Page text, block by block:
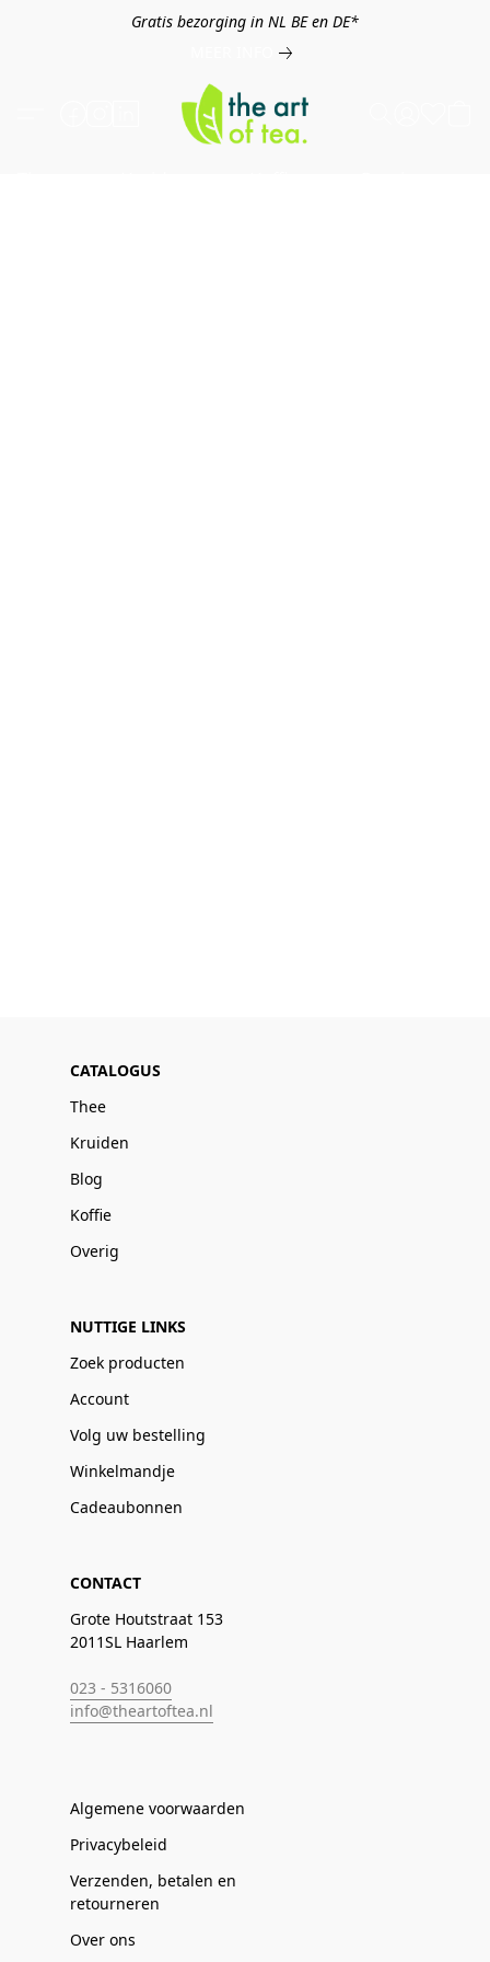
Gratis bezorging in NL BE en DE*
CATALOGUS
Thee
Kruiden
Blog
Koffie
Overig
NUTTIGE LINKS
Zoek producten
Account
Volg uw bestelling
Winkelmandje
Cadeaubonnen
CONTACT
Grote Houtstraat 153
2011SL Haarlem
023 - 5316060
info@theartoftea.nl
Algemene voorwaarden
Privacybeleid
Verzenden, betalen en
retourneren
Over ons